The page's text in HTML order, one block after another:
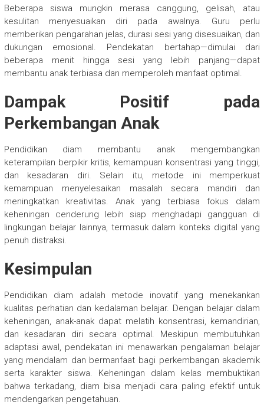
Beberapa siswa mungkin merasa canggung, gelisah, atau
kesulitan menyesuaikan diri pada awalnya. Guru perlu
memberikan pengarahan jelas, durasi sesi yang disesuaikan, dan
dukungan emosional. Pendekatan bertahap—dimulai dari
beberapa menit hingga sesi yang lebih panjang—dapat
membantu anak terbiasa dan memperoleh manfaat optimal.
Dampak Positif pada
Perkembangan Anak
Pendidikan diam membantu anak mengembangkan
keterampilan berpikir kritis, kemampuan konsentrasi yang tinggi,
dan kesadaran diri. Selain itu, metode ini memperkuat
kemampuan menyelesaikan masalah secara mandiri dan
meningkatkan kreativitas. Anak yang terbiasa fokus dalam
keheningan cenderung lebih siap menghadapi gangguan di
lingkungan belajar lainnya, termasuk dalam konteks digital yang
penuh distraksi.
Kesimpulan
Pendidikan diam adalah metode inovatif yang menekankan
kualitas perhatian dan kedalaman belajar. Dengan belajar dalam
keheningan, anak-anak dapat melatih konsentrasi, kemandirian,
dan kesadaran diri secara optimal. Meskipun membutuhkan
adaptasi awal, pendekatan ini menawarkan pengalaman belajar
yang mendalam dan bermanfaat bagi perkembangan akademik
serta karakter siswa. Keheningan dalam kelas membuktikan
bahwa terkadang, diam bisa menjadi cara paling efektif untuk
mendengarkan pengetahuan.